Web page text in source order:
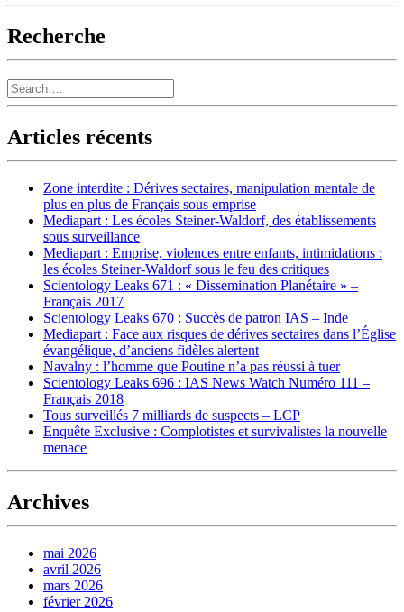
Recherche
Search
Articles récents
Zone interdite : Dérives sectaires, manipulation mentale de
plus en plus de Français sous emprise
Mediapart : Les écoles Steiner-Waldorf, des établissements
sous surveillance
Mediapart : Emprise, violences entre enfants, intimidations :
les écoles Steiner-Waldorf sous le feu des critiques
Scientology Leaks 671 : « Dissemination Planétaire » –
Français 2017
Scientology Leaks 670 : Succès de patron IAS – Inde
Mediapart : Face aux risques de dérives sectaires dans l’Église
évangélique, d’anciens fidèles alertent
Navalny : l’homme que Poutine n’a pas réussi à tuer
Scientology Leaks 696 : IAS News Watch Numéro 111 –
Français 2018
Tous surveillés 7 milliards de suspects – LCP
Enquête Exclusive : Complotistes et survivalistes la nouvelle
menace
Archives
mai 2026
avril 2026
mars 2026
février 2026